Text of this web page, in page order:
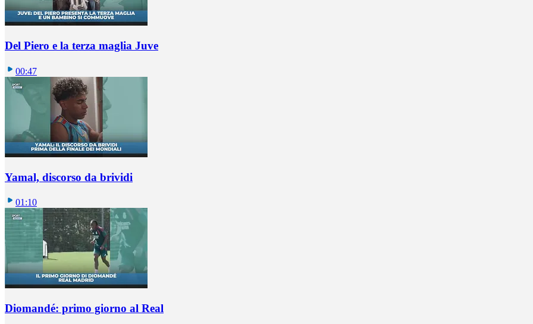
Del Piero e la terza maglia Juve
00:47
Yamal, discorso da brividi
01:10
Diomandé: primo giorno al Real